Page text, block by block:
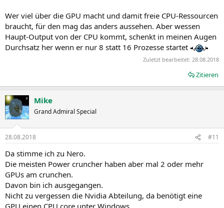
Wer viel über die GPU macht und damit freie CPU-Ressourcen
braucht, für den mag das anders aussehen. Aber wessen
Haupt-Output von der CPU kommt, schenkt in meinen Augen
Durchsatz her wenn er nur 8 statt 16 Prozesse startet
Zuletzt bearbeitet: 28.08.2018
Zitieren
Mike
Grand Admiral Special
28.08.2018 #11
Da stimme ich zu Nero.
Die meisten Power cruncher haben aber mal 2 oder mehr
GPUs am crunchen.
Davon bin ich ausgegangen.
Nicht zu vergessen die Nvidia Abteilung, da benötigt eine
GPU einen CPU core unter Windows.